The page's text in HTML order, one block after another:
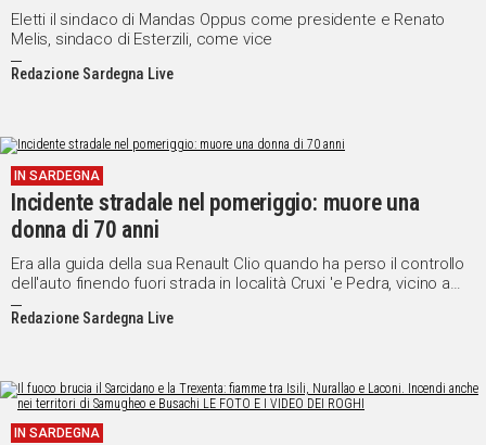
Eletti il sindaco di Mandas Oppus come presidente e Renato
Melis, sindaco di Esterzili, come vice
Redazione Sardegna Live
IN SARDEGNA
Incidente stradale nel pomeriggio: muore una
donna di 70 anni
Era alla guida della sua Renault Clio quando ha perso il controllo
dell'auto finendo fuori strada in località Cruxi 'e Pedra, vicino a
Gergei. Maria Addari, 70enne del posto, è morta sul colpo e a
nulla è valso l'intervento dell'equipe della medicalizzata del
Redazione Sardegna Live
IN SARDEGNA